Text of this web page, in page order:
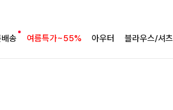
송 여름특가~55% 아우터 블라우스/셔츠